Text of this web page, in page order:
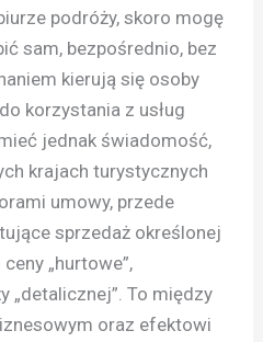
podróży, skoro mogę
sam, bezpośrednio, bez
kierują się osoby
korzystania z usług
jednak świadomość,
krajach turystycznych
umowy, przede
sprzedaż określonej
„hurtowe”,
„detalicznej”. To między
oraz efektowi